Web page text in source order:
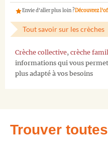
Envie d'aller plus loin ?Découvrez
Tout savoir sur les crèches
Crèche collective, crèche
informations qui vous
plus adapté à vos besoins
Trouver